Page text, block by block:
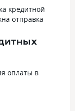
кредитной
отправка
оплаты в